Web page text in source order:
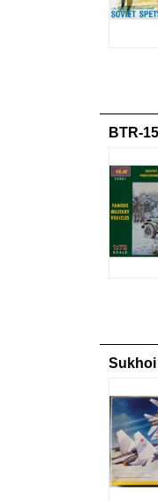
BTR-
Sukhoi